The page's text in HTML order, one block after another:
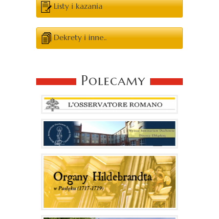
Listy i kazania
Dekrety i inne..
Polecamy